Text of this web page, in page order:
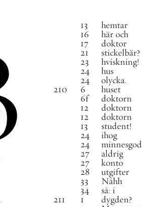
13 hemtar
16
häroch
17
doktor
21
stickelbär?
23
hviskning!
24
hus
24
olycka.
210
6 huset
6f doktorn
12
doktorn
12
doktorn
13
student!
24
ihog
24
minnesgod
27
aldrig
27
konto
28
utgifter
33
Nåhh
34
så: i
211
1 dygden?